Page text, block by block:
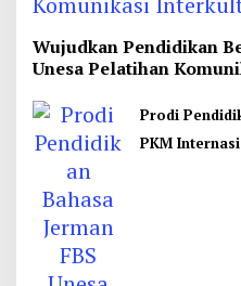
Wujudkan Pendidikan
Unesa Pelatihan
Prodi
PKM